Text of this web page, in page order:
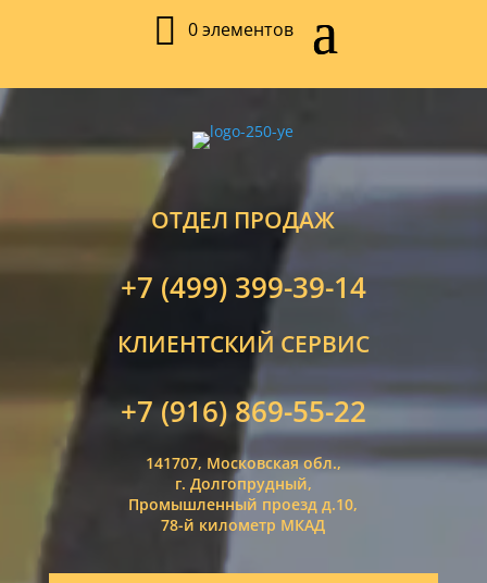
0 элементов
ОТДЕЛ ПРОДАЖ
+7 (499) 399-39-14
КЛИЕНТСКИЙ СЕРВИС
+7 (916) 869-55-22
141707, Московская обл.,
г. Долгопрудный,
Промышленный проезд д.10,
78-й километр МКАД